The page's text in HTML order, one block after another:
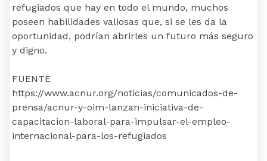
refugiados que hay en todo el mundo, muchos
poseen habilidades valiosas que, si se les da la
oportunidad, podrían abrirles un futuro más seguro
y digno.
FUENTE
https://www.acnur.org/noticias/comunicados-de-
prensa/acnur-y-oim-lanzan-iniciativa-de-
capacitacion-laboral-para-impulsar-el-empleo-
internacional-para-los-refugiados